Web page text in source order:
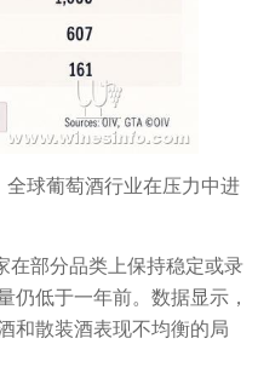
球葡萄酒行业在压力中进
部分品类上保持稳定或录
仍低于一年前。数据显示，
和散装酒表现不均衡的局